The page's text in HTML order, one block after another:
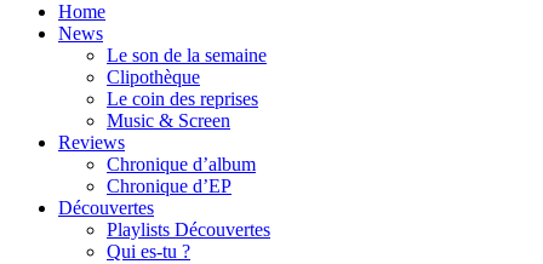
Home
News
Le son de la semaine
Clipothèque
Le coin des reprises
Music & Screen
Reviews
Chronique d’album
Chronique d’EP
Découvertes
Playlists Découvertes
Qui es-tu ?